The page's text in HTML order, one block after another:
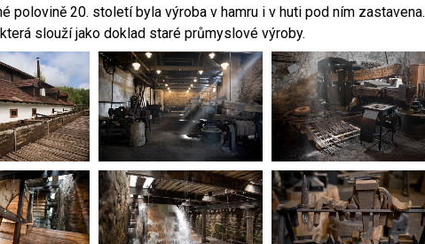
polovině 20. století byla výroba v hamru i v huti pod ním zastavena.
slouží jako doklad staré průmyslové výroby.